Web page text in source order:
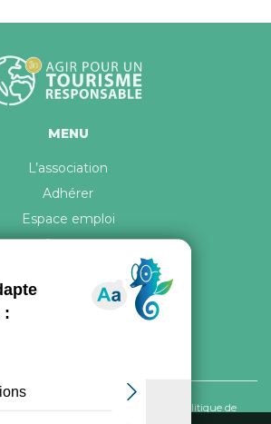
MENU
L’association
Adhérer
Espace emploi
Contact
Politique de